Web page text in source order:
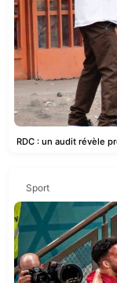
RDC : un audit révèle
Sport